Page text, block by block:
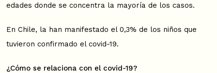
edades donde se concentra la mayoría de los casos.
En Chile, la han manifestado el 0,3% de los niños que
tuvieron confirmado el covid-19.
¿Cómo se relaciona con el covid-19?